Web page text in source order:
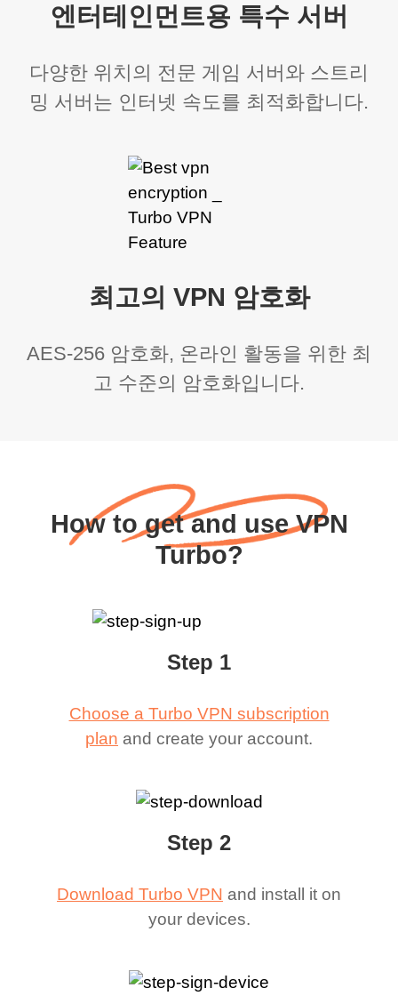
엔터테인먼트용 특수 서버
다양한 위치의 전문 게임 서버와 스트리
밍 서버는 인터넷 속도를 최적화합니다.
최고의 VPN 암호화
AES-256 암호화, 온라인 활동을 위한 최
고 수준의 암호화입니다.
How to get and use VPN
Turbo?
Step 1
Choose a Turbo VPN subscription
plan and create your account.
Step 2
Download Turbo VPN and install it on
your devices.